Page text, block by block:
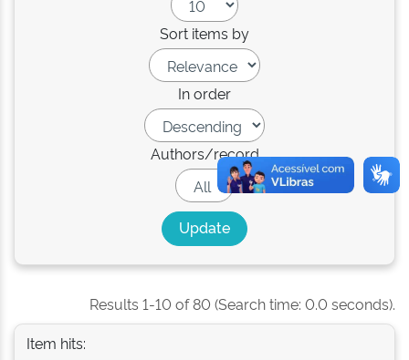
Sort items by
In order
Authors/record
Results 1-10 of 80 (Search time: 0.0 seconds).
Item hits: